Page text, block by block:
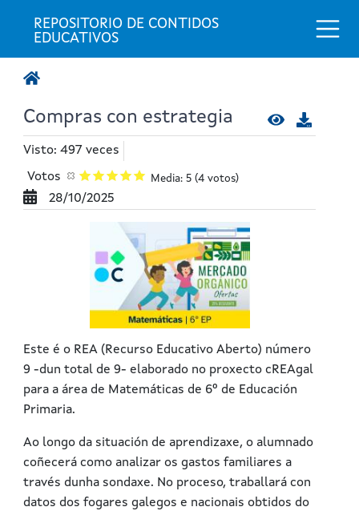
REPOSITORIO DE CONTIDOS
EDUCATIVOS
Compras con estrategia
Visto: 497 veces
Votos Media: 5 (4 votos)
28/10/2025
Este é o REA (Recurso Educativo Aberto) número
9 -dun total de 9- elaborado no proxecto cREAgal
para a área de Matemáticas de 6º de Educación
Primaria.
Ao longo da situación de aprendizaxe, o alumnado
coñecerá como analizar os gastos familiares a
través dunha sondaxe. No proceso, traballará con
datos dos fogares galegos e nacionais obtidos do